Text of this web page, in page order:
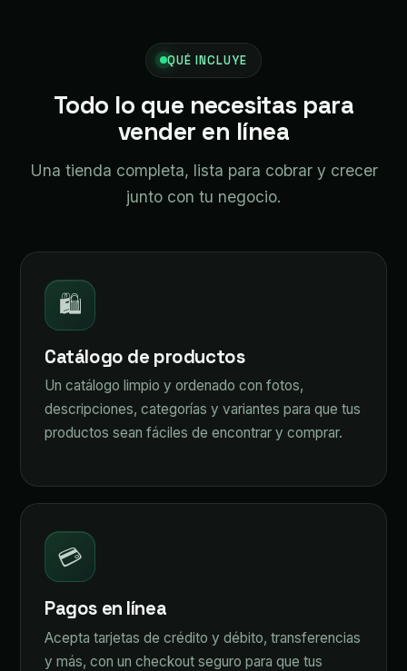
QUÉ INCLUYE
Todo lo que necesitas para
vender en línea
Una tienda completa, lista para cobrar y crecer
junto con tu negocio.
🛍️
Catálogo de productos
Un catálogo limpio y ordenado con fotos,
descripciones, categorías y variantes para que tus
productos sean fáciles de encontrar y comprar.
💳
Pagos en línea
Acepta tarjetas de crédito y débito, transferencias
y más, con un checkout seguro para que tus